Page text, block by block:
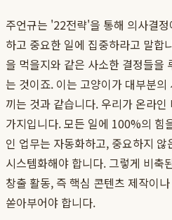
주언규는 '22전략'을 통해 의사결
하고 중요한 일에 집중하라고 말합
을 먹을지와 같은 사소한 결정들을
는 것이죠. 이는 고양이가 대부분
끼는 것과 같습니다. 우리가 온라
가지입니다. 모든 일에 100%의 힘
인 업무는 자동화하고, 중요하지
시스템화해야 합니다. 그렇게 비축
창출 활동, 즉 핵심 콘텐츠 제작이
쏟아부어야 합니다.